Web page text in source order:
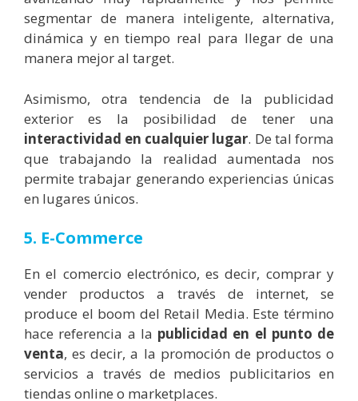
segmentar de manera inteligente, alternativa,
dinámica y en tiempo real para llegar de una
manera mejor al target.
Asimismo, otra tendencia de la publicidad
exterior es la posibilidad de tener una
interactividad en cualquier lugar. De tal forma
que trabajando la realidad aumentada nos
permite trabajar generando experiencias únicas
en lugares únicos.
5. E-Commerce
En el comercio electrónico, es decir, comprar y
vender productos a través de internet, se
produce el boom del Retail Media. Este término
hace referencia a la publicidad en el punto de
venta, es decir, a la promoción de productos o
servicios a través de medios publicitarios en
tiendas online o marketplaces.